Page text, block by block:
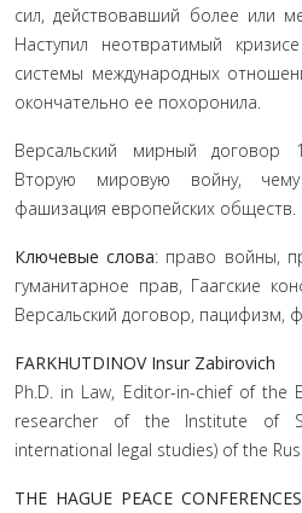
сил, действовавший более или
Наступил неотвратимый
системы международных
окончательно ее похоронила.
Версальский мирный договор
Вторую мировую войну,
фашизация европейских обществ.
Ключевые слова: право войны,
гуманитарное прав, Гаагские
Версальский договор, пацифизм,
FARKHUTDINOV Insur Zabirovich
Ph.D. in Law, Editor-in-chief of the
researcher of the Institute of
international legal studies) of the
THE HAGUE PEACE